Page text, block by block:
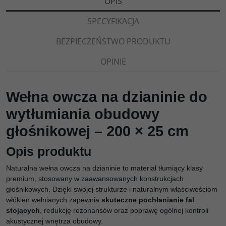
SPECYFIKACJA
BEZPIECZEŃSTWO PRODUKTU
OPINIE
Wełna owcza na dzianinie do
wytłumiania obudowy
głośnikowej – 200 × 25 cm
Opis produktu
Naturalna wełna owcza na dzianinie to materiał tłumiący klasy
premium, stosowany w zaawansowanych konstrukcjach
głośnikowych. Dzięki swojej strukturze i naturalnym właściwościom
włókien wełnianych zapewnia skuteczne pochłanianie fal
stojących , redukcję rezonansów oraz poprawę ogólnej kontroli
akustycznej wnętrza obudowy.